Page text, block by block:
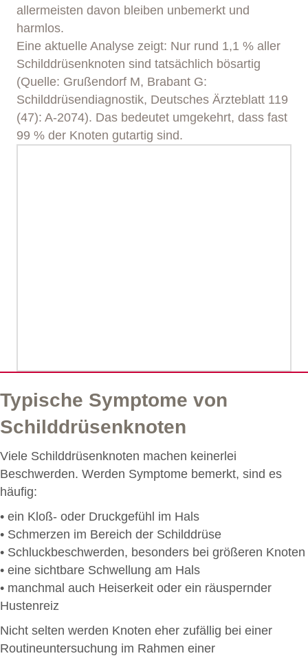
allermeisten davon bleiben unbemerkt und
harmlos.
Eine aktuelle Analyse zeigt: Nur rund 1,1 % aller
Schilddrüsenknoten sind tatsächlich bösartig
(Quelle: Grußendorf M, Brabant G:
Schilddrüsendiagnostik, Deutsches Ärzteblatt 119
(47): A-2074). Das bedeutet umgekehrt, dass fast
99 % der Knoten gutartig sind.
Typische Symptome von
Schilddrüsenknoten
Viele Schilddrüsenknoten machen keinerlei
Beschwerden. Werden Symptome bemerkt, sind es
häufig:
• ein Kloß- oder Druckgefühl im Hals
• Schmerzen im Bereich der Schilddrüse
• Schluckbeschwerden, besonders bei größeren Knoten
• eine sichtbare Schwellung am Hals
• manchmal auch Heiserkeit oder ein räuspernder
Hustenreiz
Nicht selten werden Knoten eher zufällig bei einer
Routineuntersuchung im Rahmen einer